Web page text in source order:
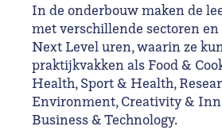
In de onderbouw maken de
met verschillende sectoren
Next Level uren, waarin ze
praktijkvakken als Food &
Health, Sport & Health,
Environment, Creativity &
Business & Technology.